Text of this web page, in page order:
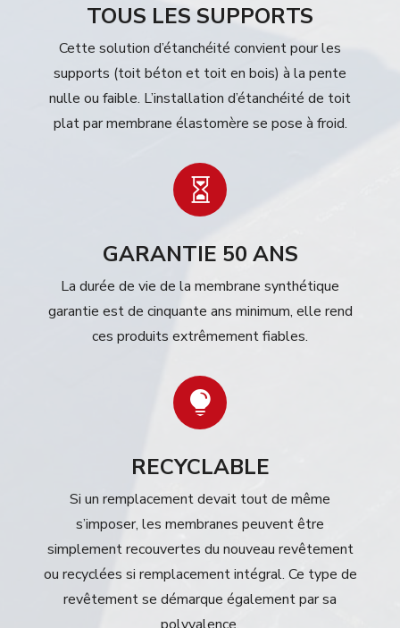
TOUS LES SUPPORTS
Cette solution d’étanchéité convient pour les
supports (toit béton et toit en bois) à la pente
nulle ou faible. L’installation d’étanchéité de toit
plat par membrane élastomère se pose à froid.

GARANTIE 50 ANS
La durée de vie de la membrane synthétique
garantie est de cinquante ans minimum, elle rend
ces produits extrêmement fiables.

RECYCLABLE
Si un remplacement devait tout de même
s’imposer, les membranes peuvent être
simplement recouvertes du nouveau revêtement
ou recyclées si remplacement intégral. Ce type de
revêtement se démarque également par sa
polyvalence.